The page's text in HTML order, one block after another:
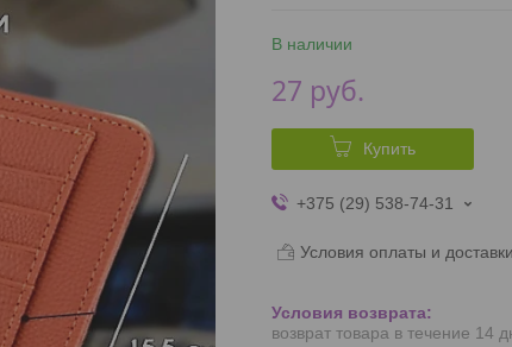
В наличии
27 руб.
Купить
+375 (29) 538-74-31
Условия оплаты и доставки
возврат товара в течение 14